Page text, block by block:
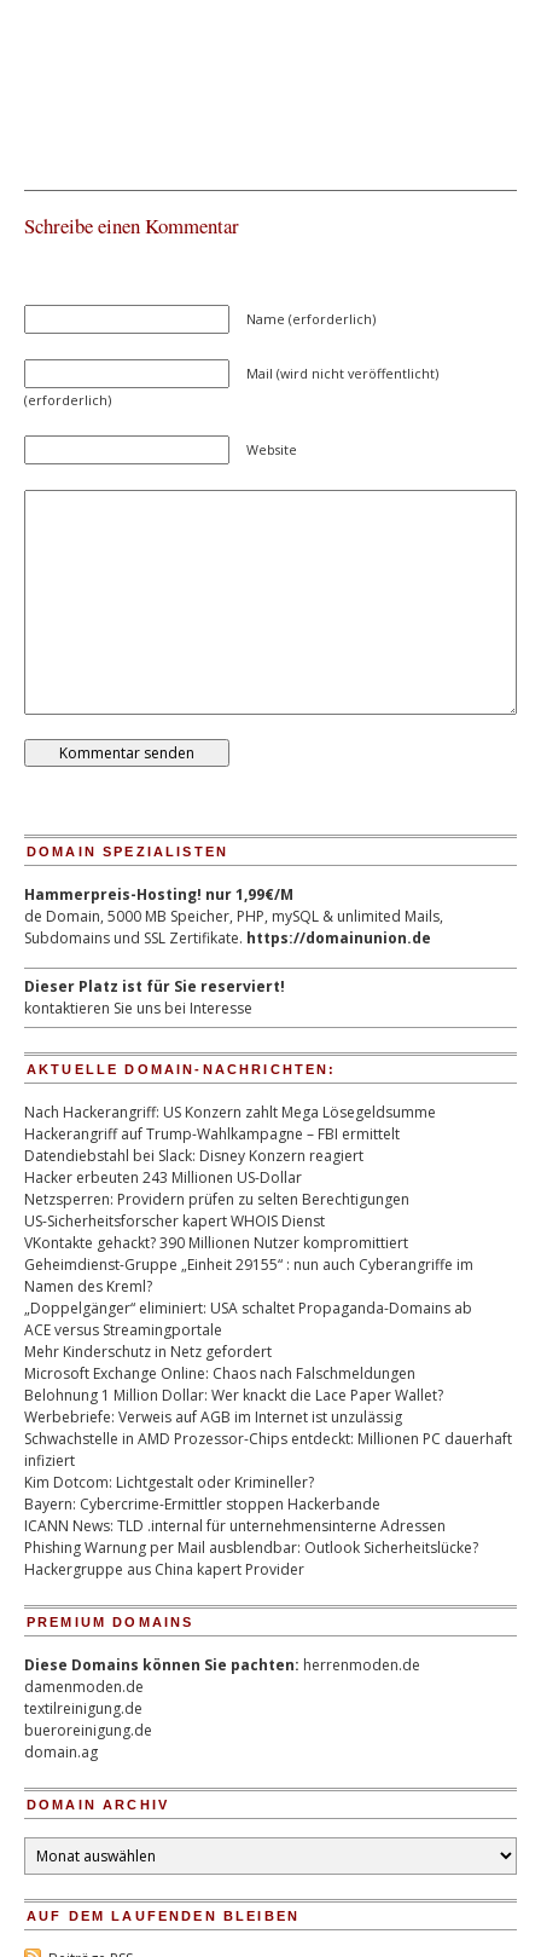
Schreibe einen Kommentar
Name (erforderlich)
Mail (wird nicht veröffentlicht)
(erforderlich)
Website
DOMAIN SPEZIALISTEN
Hammerpreis-Hosting! nur 1,99€/M
de Domain, 5000 MB Speicher, PHP, mySQL & unlimited Mails,
Subdomains und SSL Zertifikate. https://domainunion.de
Dieser Platz ist für Sie reserviert!
kontaktieren Sie uns bei Interesse
AKTUELLE DOMAIN-NACHRICHTEN:
Nach Hackerangriff: US Konzern zahlt Mega Lösegeldsumme
Hackerangriff auf Trump-Wahlkampagne – FBI ermittelt
Datendiebstahl bei Slack: Disney Konzern reagiert
Hacker erbeuten 243 Millionen US-Dollar
Netzsperren: Providern prüfen zu selten Berechtigungen
US-Sicherheitsforscher kapert WHOIS Dienst
VKontakte gehackt? 390 Millionen Nutzer kompromittiert
Geheimdienst-Gruppe „Einheit 29155“ : nun auch Cyberangriffe im
Namen des Kreml?
„Doppelgänger“ eliminiert: USA schaltet Propaganda-Domains ab
ACE versus Streamingportale
Mehr Kinderschutz in Netz gefordert
Microsoft Exchange Online: Chaos nach Falschmeldungen
Belohnung 1 Million Dollar: Wer knackt die Lace Paper Wallet?
Werbebriefe: Verweis auf AGB im Internet ist unzulässig
Schwachstelle in AMD Prozessor-Chips entdeckt: Millionen PC dauerhaft
infiziert
Kim Dotcom: Lichtgestalt oder Krimineller?
Bayern: Cybercrime-Ermittler stoppen Hackerbande
ICANN News: TLD .internal für unternehmensinterne Adressen
Phishing Warnung per Mail ausblendbar: Outlook Sicherheitslücke?
Hackergruppe aus China kapert Provider
PREMIUM DOMAINS
Diese Domains können Sie pachten: herrenmoden.de
damenmoden.de
textilreinigung.de
bueroreinigung.de
domain.ag
DOMAIN ARCHIV
Domain
Archiv
AUF DEM LAUFENDEN BLEIBEN